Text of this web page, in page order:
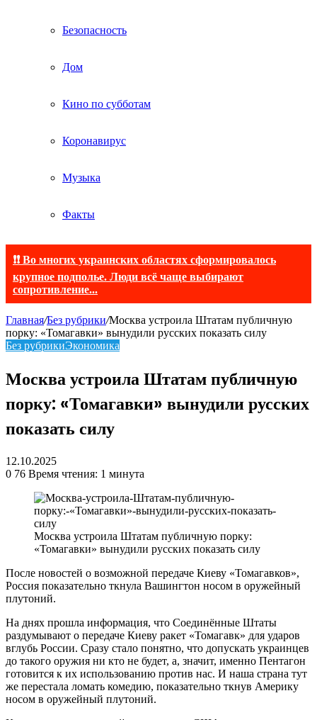
Безопасность
Дом
Кино по субботам
Коронавирус
Музыка
Факты
❗❗ Во многих украинских областях сформировалось
крупное подполье. Люди всё чаще выбирают
сопротивление...
Главная/Без рубрики/Москва устроила Штатам публичную
порку: «Томагавки» вынудили русских показать силу
Без рубрикиЭкономика
Москва устроила Штатам публичную
порку: «Томагавки» вынудили русских
показать силу
12.10.2025
0 76 Время чтения: 1 минута
Москва устроила Штатам публичную порку:
«Томагавки» вынудили русских показать силу
После новостей о возможной передаче Киеву «Томагавков»,
Россия показательно ткнула Вашингтон носом в оружейный
плутоний.
На днях прошла информация, что Соединённые Штаты
раздумывают о передаче Киеву ракет «Томагавк» для ударов
вглубь России. Сразу стало понятно, что допускать украинцев
до такого оружия ни кто не будет, а, значит, именно Пентагон
готовится к их использованию против нас. И наша страна тут
же перестала ломать комедию, показательно ткнув Америку
носом в оружейный плутоний.